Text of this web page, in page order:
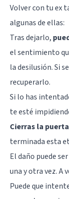
Volver con tu ex
algunas de ellas:
Tras dejarlo,
el sentimiento
la desilusión. Si
recuperarlo.
Si lo has
te esté
Cierras la
terminada esta
El daño puede
una y otra vez. A
Puede que